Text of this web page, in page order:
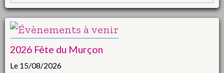
2026 Fête du Murçon
Le 15/08/2026